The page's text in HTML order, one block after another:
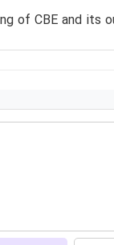
of CBE and its